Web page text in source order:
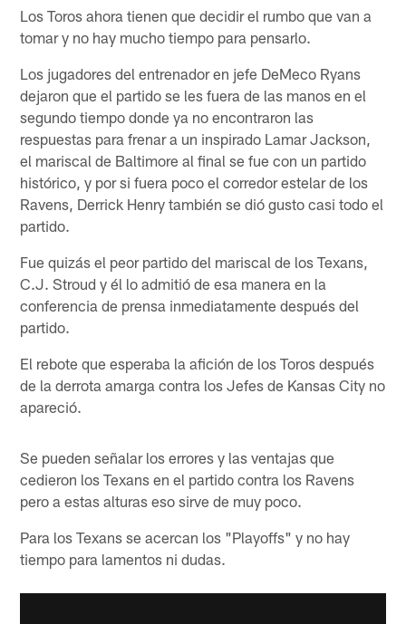
Los Toros ahora tienen que decidir el rumbo que van a
tomar y no hay mucho tiempo para pensarlo.
Los jugadores del entrenador en jefe DeMeco Ryans
dejaron que el partido se les fuera de las manos en el
segundo tiempo donde ya no encontraron las
respuestas para frenar a un inspirado Lamar Jackson,
el mariscal de Baltimore al final se fue con un partido
histórico, y por si fuera poco el corredor estelar de los
Ravens, Derrick Henry también se dió gusto casi todo el
partido.
Fue quizás el peor partido del mariscal de los Texans,
C.J. Stroud y él lo admitió de esa manera en la
conferencia de prensa inmediatamente después del
partido.
El rebote que esperaba la afición de los Toros después
de la derrota amarga contra los Jefes de Kansas City no
apareció.
Se pueden señalar los errores y las ventajas que
cedieron los Texans en el partido contra los Ravens
pero a estas alturas eso sirve de muy poco.
Para los Texans se acercan los "Playoffs" y no hay
tiempo para lamentos ni dudas.